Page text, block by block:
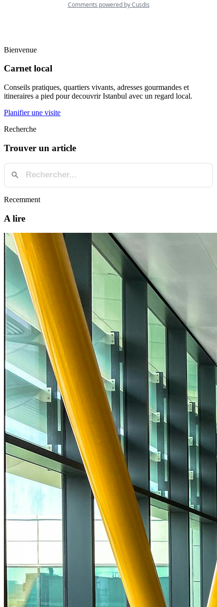
Bienvenue
Carnet local
Conseils pratiques, quartiers vivants, adresses gourmandes et
itineraires a pied pour decouvrir Istanbul avec un regard local.
Planifier une visite
Recherche
Trouver un article
Recemment
A lire